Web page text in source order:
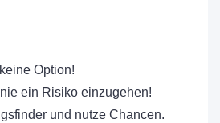
Option!
ein Risiko einzugehen!
und nutze Chancen.